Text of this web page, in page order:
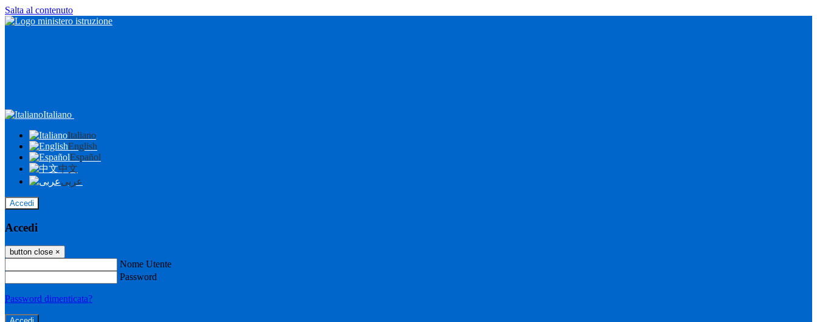
Salta al contenuto
Italiano
Italiano
English
Español
中文
عربى
Accedi
Accedi
button close ×
Nome Utente
Password
Password dimenticata?